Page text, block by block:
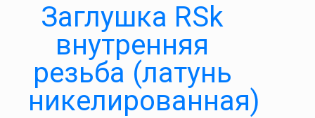
Заглушка RSk
внутренняя
резьба (латунь
никелированная)